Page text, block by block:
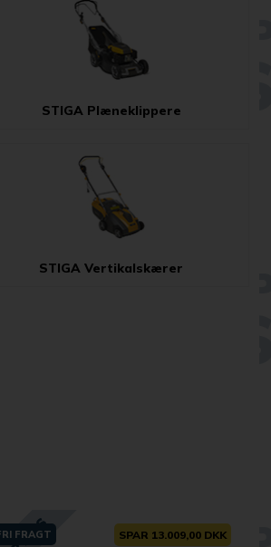
STIGA Plæneklippere
STIGA Vertikalskærer
FRAGT SPAR 13.009,00 DKK